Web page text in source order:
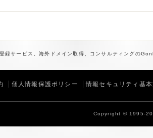
録サービス。海外ドメイン取得、コンサルティングの
個人情報保護ポリシー 情報セキュリティ基
Copyright © 1995-